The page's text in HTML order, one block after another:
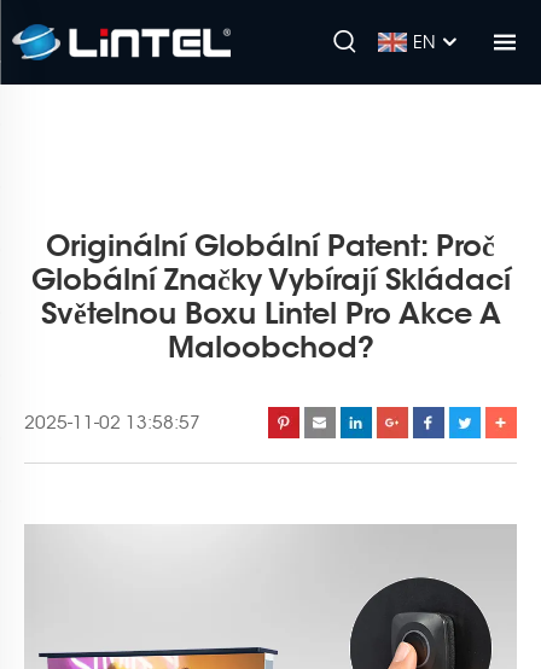
EN
Originální Globální Patent: Proč
Globální Značky Vybírají Skládací
Světelnou Boxu Lintel Pro Akce A
Maloobchod?
2025-11-02 13:58:57